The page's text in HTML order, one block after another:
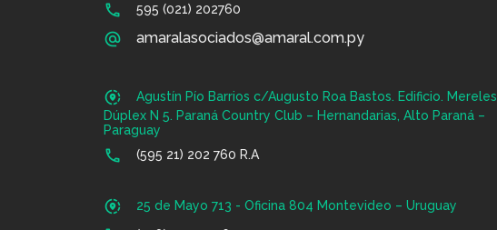
call 595 (021) 202760
alternate_email amaralasociados@amaral.com.py
share_location
Agustín Pío Barrios c/Augusto Roa Bastos. Edificio. Mereles
Dúplex N 5. Paraná Country Club – Hernandarias, Alto Paraná –
Paraguay
call (595 21) 202 760 R.A
share_location 25 de Mayo 713 - Oficina 804 Montevideo – Uruguay